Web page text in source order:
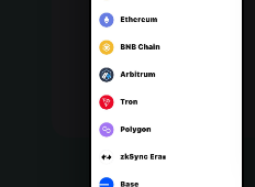
Português (Portugal)
Bahasa Indonesia